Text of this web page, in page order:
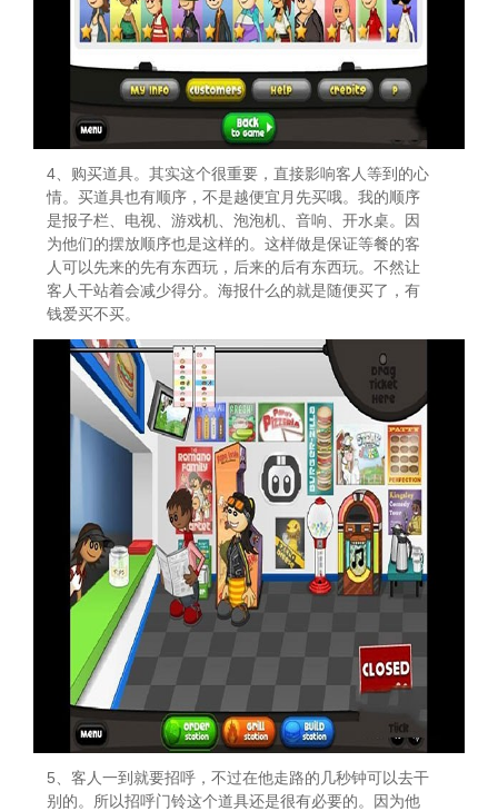
4、购买道具。其实这个很重要，直接影响客人等到的心
情。买道具也有顺序，不是越便宜月先买哦。我的顺序
是报子栏、电视、游戏机、泡泡机、音响、开水桌。因
为他们的摆放顺序也是这样的。这样做是保证等餐的客
人可以先来的先有东西玩，后来的后有东西玩。不然让
客人干站着会减少得分。海报什么的就是随便买了，有
钱爱买不买。
5、客人一到就要招呼，不过在他走路的几秒钟可以去干
别的。所以招呼门铃这个道具还是很有必要的。因为他